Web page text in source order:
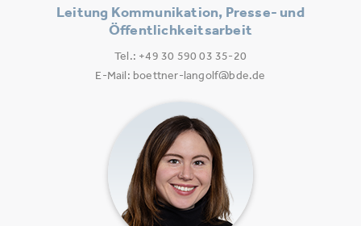
Leitung Kommunikation, Presse- und
Öffentlichkeitsarbeit
Tel.: +49 30 590 03 35-20
E-Mail: boettner-langolf@bde.de